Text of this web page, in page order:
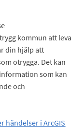
kommun att leva
din hjälp att
otrygga. Det kan
som kan
och
händelser i ArcGIS